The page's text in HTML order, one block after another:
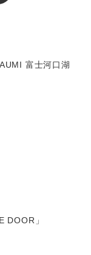
富士河口湖
DOOR」